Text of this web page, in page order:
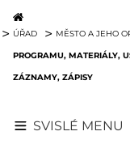
ÚŘAD MĚSTO A JEHO
PROGRAMU, MATERIÁLY,
ZÁZNAMY, ZÁPISY
SVISLÉ MENU